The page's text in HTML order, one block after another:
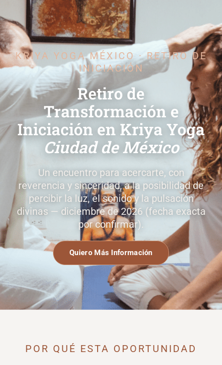
KRIYA YOGA MÉXICO · RETIRO DE
INICIACIÓN
Retiro de
Transformación e
Iniciación en Kriya Yoga
Ciudad de México
Un encuentro para acercarte, con
reverencia y sinceridad, a la posibilidad de
percibir la luz, el sonido y la pulsación
divinas — diciembre de 2026 (fecha exacta
por confirmar).
Quiero Más Información
POR QUÉ ESTA OPORTUNIDAD